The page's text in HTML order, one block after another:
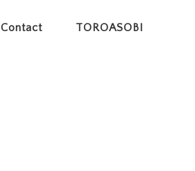
Contact TOROASOBI